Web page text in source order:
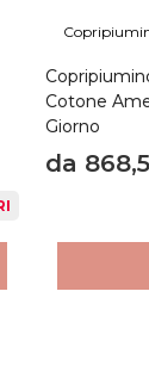
Cotone
Giorno
da